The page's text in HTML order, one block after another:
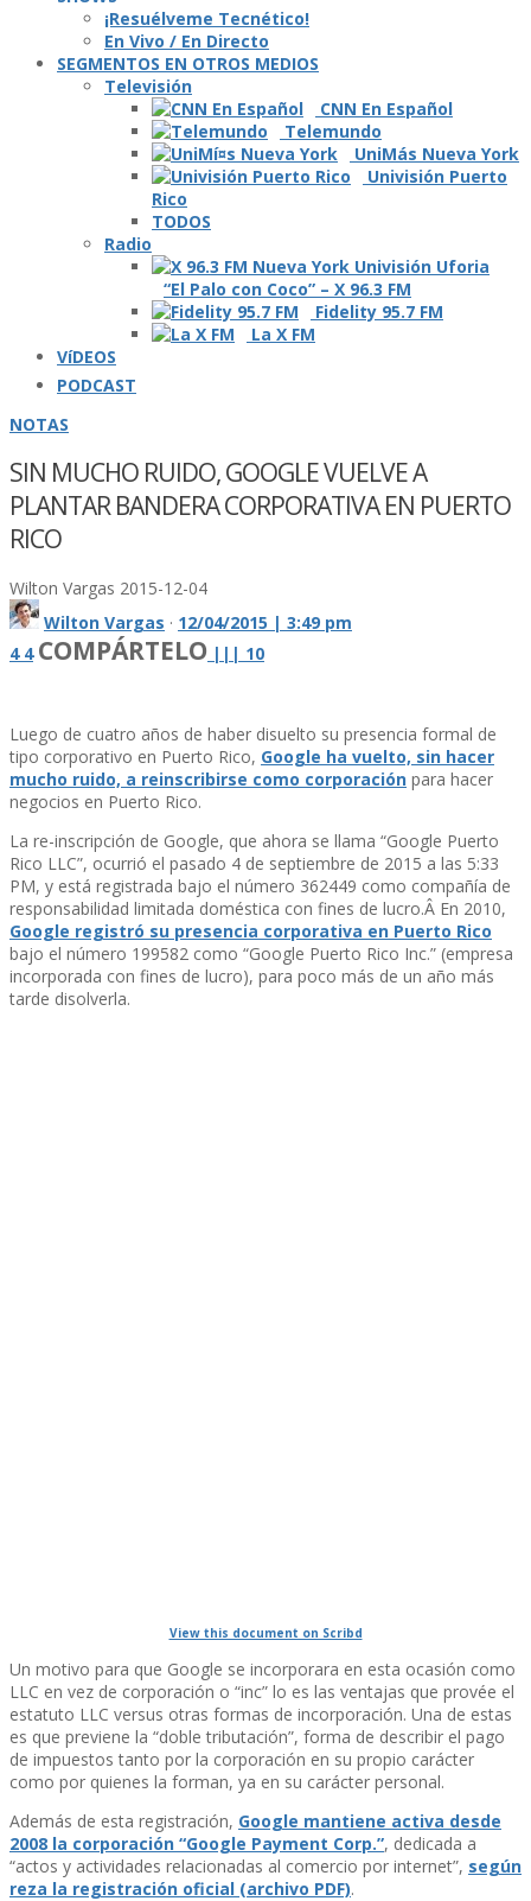
¡Resuélveme Tecnético!
En Vivo / En Directo
SEGMENTOS EN OTROS MEDIOS
Televisión
CNN En Español
Telemundo
UniMás Nueva York
Univisión Puerto
Rico
TODOS
Radio
“El Palo con Coco” – X 96.3 FM
Fidelity 95.7 FM
La X FM
VíDEOS
PODCAST
NOTAS
SIN MUCHO RUIDO, GOOGLE VUELVE A
PLANTAR BANDERA CORPORATIVA EN PUERTO
RICO
Wilton Vargas 2015-12-04
Wilton Vargas · 12/04/2015 | 3:49 pm
4 4 COMPÁRTELO | | | 10
Luego de cuatro años de haber disuelto su presencia formal de
tipo corporativo en Puerto Rico, Google ha vuelto, sin hacer
mucho ruido, a reinscribirse como corporación para hacer
negocios en Puerto Rico.
La re-inscripción de Google, que ahora se llama “Google Puerto
Rico LLC”, ocurrió el pasado 4 de septiembre de 2015 a las 5:33
PM, y está registrada bajo el número 362449 como compañí­a de
responsabilidad limitada doméstica con fines de lucro.Â En 2010,
Google registró su presencia corporativa en Puerto Rico
bajo el número 199582 como “Google Puerto Rico Inc.” (empresa
incorporada con fines de lucro), para poco más de un año más
tarde disolverla.
View this document on Scribd
Un motivo para que Google se incorporara en esta ocasión como
LLC en vez de corporación o “inc” lo es las ventajas que provée el
estatuto LLC versus otras formas de incorporación. Una de estas
es que previene la “doble tributación”, forma de describir el pago
de impuestos tanto por la corporación en su propio carácter
como por quienes la forman, ya en su carácter personal.
Además de esta registración, Google mantiene activa desde
2008 la corporación “Google Payment Corp.”, dedicada a
“actos y actividades relacionadas al comercio por internet”, según
reza la registración oficial (archivo PDF).